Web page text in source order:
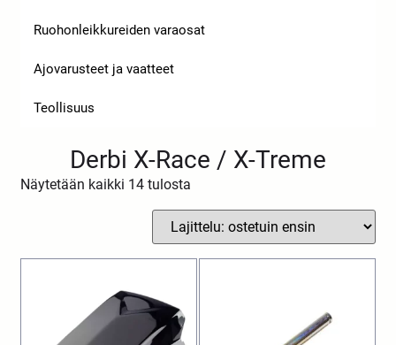
Ruohonleikkureiden varaosat
Ajovarusteet ja vaatteet
Teollisuus
Derbi X-Race / X-Treme
Näytetään kaikki 14 tulosta